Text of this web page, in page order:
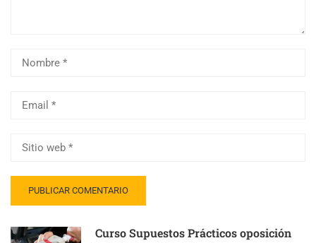
Curso Supuestos Prácticos oposición